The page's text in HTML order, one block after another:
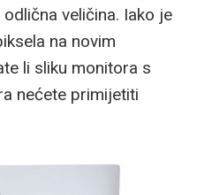
veličina. Iako je
na novim
li sliku monitora s
nećete primijetiti